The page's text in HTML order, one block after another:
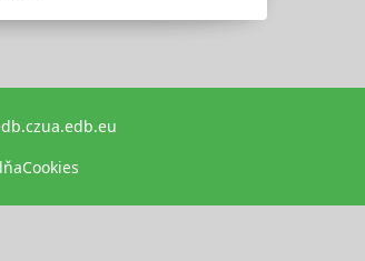
ua.edb.eu
Cookies